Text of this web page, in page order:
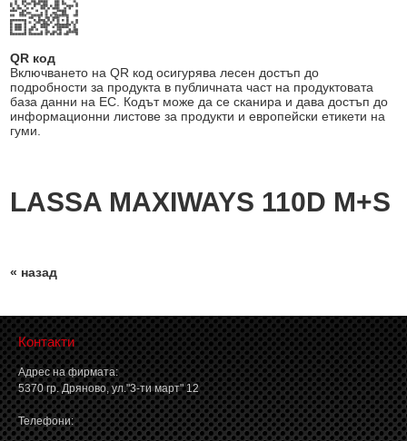
QR код
Включването на QR код осигурява лесен достъп до
подробности за продукта в публичната част на продуктовата
база данни на ЕС. Кодът може да се сканира и дава достъп до
информационни листове за продукти и европейски етикети на
гуми.
LASSA MAXIWAYS 110D M+S
« назад
Контакти
Адрес на фирмата:
5370 гр. Дряново, ул."3-ти март" 12
Телефони: